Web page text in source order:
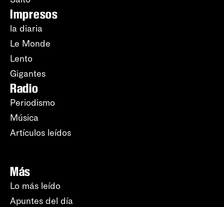
Impresos
la diaria
Le Monde
Lento
Gigantes
Radio
Periodismo
Música
Artículos leídos
Más
Lo más leído
Apuntes del día